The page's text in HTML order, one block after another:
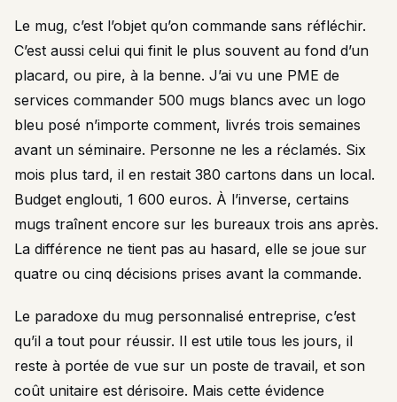
Le mug, c’est l’objet qu’on commande sans réfléchir.
C’est aussi celui qui finit le plus souvent au fond d’un
placard, ou pire, à la benne. J’ai vu une PME de
services commander 500 mugs blancs avec un logo
bleu posé n’importe comment, livrés trois semaines
avant un séminaire. Personne ne les a réclamés. Six
mois plus tard, il en restait 380 cartons dans un local.
Budget englouti, 1 600 euros. À l’inverse, certains
mugs traînent encore sur les bureaux trois ans après.
La différence ne tient pas au hasard, elle se joue sur
quatre ou cinq décisions prises avant la commande.
Le paradoxe du mug personnalisé entreprise, c’est
qu’il a tout pour réussir. Il est utile tous les jours, il
reste à portée de vue sur un poste de travail, et son
coût unitaire est dérisoire. Mais cette évidence